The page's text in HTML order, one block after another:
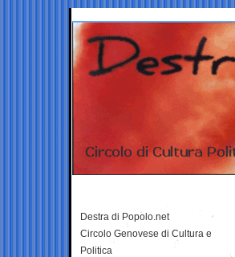
Destra di Popolo.net
Circolo Genovese di Cultura e
Politica